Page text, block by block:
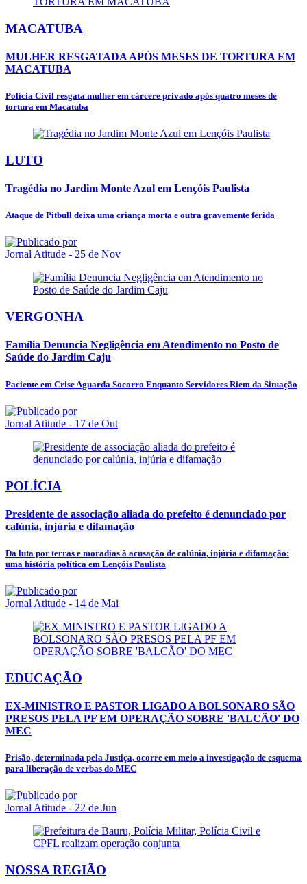
MACATUBA
MULHER RESGATADA APÓS MESES DE TORTURA EM
MACATUBA
Polícia Civil resgata mulher em cárcere privado após quatro meses de
tortura em Macatuba
LUTO
Tragédia no Jardim Monte Azul em Lençóis Paulista
Ataque de Pitbull deixa uma criança morta e outra gravemente ferida
Jornal Atitude - 25 de Nov
VERGONHA
Família Denuncia Negligência em Atendimento no Posto de
Saúde do Jardim Caju
Paciente em Crise Aguarda Socorro Enquanto Servidores Riem da Situação
Jornal Atitude - 17 de Out
POLÍCIA
Presidente de associação aliada do prefeito é denunciado por
calúnia, injúria e difamação
Da luta por terras e moradias à acusação de calúnia, injúria e difamação:
uma história política em Lençóis Paulista
Jornal Atitude - 14 de Mai
EDUCAÇÃO
EX-MINISTRO E PASTOR LIGADO A BOLSONARO SÃO
PRESOS PELA PF EM OPERAÇÃO SOBRE 'BALCÃO' DO
MEC
Prisão, determinada pela Justiça, ocorre em meio a investigação de esquema
para liberação de verbas do MEC
Jornal Atitude - 22 de Jun
NOSSA REGIÃO